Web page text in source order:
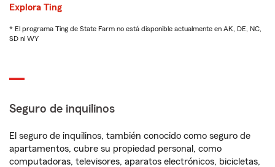
Explora Ting
* El programa Ting de State Farm no está disponible actualmente en AK, DE, NC,
SD ni WY
Seguro de inquilinos
El seguro de inquilinos, también conocido como seguro de
apartamentos, cubre su propiedad personal, como
computadoras, televisores, aparatos electrónicos, bicicletas,